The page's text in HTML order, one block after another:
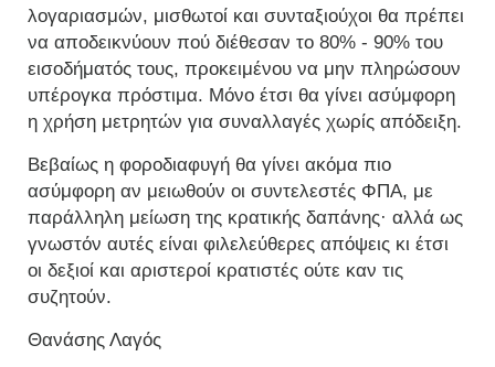
λογαριασμών, μισθωτοί και συνταξιούχοι θα πρέπει
να αποδεικνύουν πού διέθεσαν το 80% - 90% του
εισοδήματός τους, προκειμένου να μην πληρώσουν
υπέρογκα πρόστιμα. Μόνο έτσι θα γίνει ασύμφορη
η χρήση μετρητών για συναλλαγές χωρίς απόδειξη.
Βεβαίως η φοροδιαφυγή θα γίνει ακόμα πιο
ασύμφορη αν μειωθούν οι συντελεστές ΦΠΑ, με
παράλληλη μείωση της κρατικής δαπάνης· αλλά ως
γνωστόν αυτές είναι φιλελεύθερες απόψεις κι έτσι
οι δεξιοί και αριστεροί κρατιστές ούτε καν τις
συζητούν.
Θανάσης Λαγός